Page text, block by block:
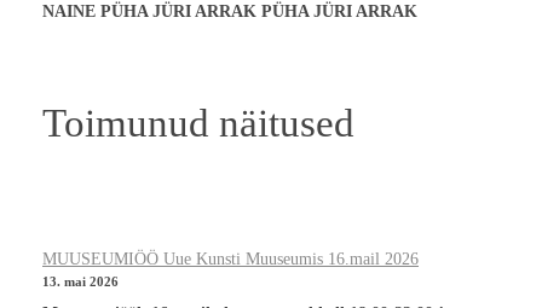
NAINE PÜHA JÜRI ARRAK PÜHA JÜRI ARRAK
Toimunud näitused
MUUSEUMIÖÖ Uue Kunsti Muuseumis 16.mail 2026
13. mai 2026